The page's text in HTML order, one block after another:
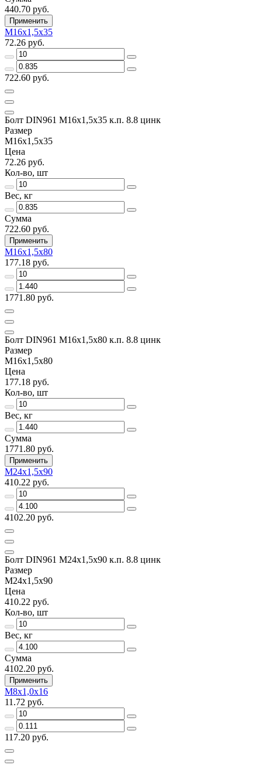
440.70 руб.
Применить
М16х1,5х35
72.26 руб.
722.60 руб.
Болт DIN961 М16х1,5х35 к.п. 8.8 цинк
Размер
М16х1,5х35
Цена
72.26 руб.
Кол-во, шт
Вес, кг
Сумма
722.60 руб.
Применить
М16х1,5х80
177.18 руб.
1771.80 руб.
Болт DIN961 М16х1,5х80 к.п. 8.8 цинк
Размер
М16х1,5х80
Цена
177.18 руб.
Кол-во, шт
Вес, кг
Сумма
1771.80 руб.
Применить
М24х1,5х90
410.22 руб.
4102.20 руб.
Болт DIN961 М24х1,5х90 к.п. 8.8 цинк
Размер
М24х1,5х90
Цена
410.22 руб.
Кол-во, шт
Вес, кг
Сумма
4102.20 руб.
Применить
М8х1,0х16
11.72 руб.
117.20 руб.